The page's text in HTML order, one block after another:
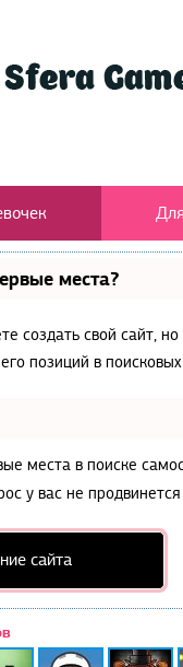
места?
создать свой сайт,
позиций в поисковых
места в поиске
у вас не
сайта